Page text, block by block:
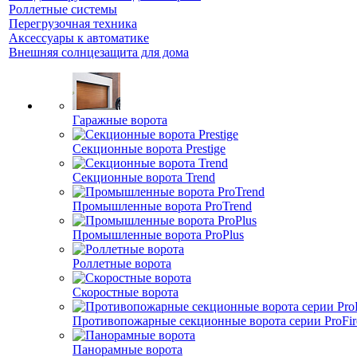
Роллетные системы
Перегрузочная техника
Аксессуары к автоматике
Внешняя солнцезащита для дома
Гаражные ворота
Секционные ворота Prestige
Секционные ворота Trend
Промышленные ворота ProTrend
Промышленные ворота ProPlus
Роллетные ворота
Скоростные ворота
Противопожарные секционные ворота серии
Панорамные ворота